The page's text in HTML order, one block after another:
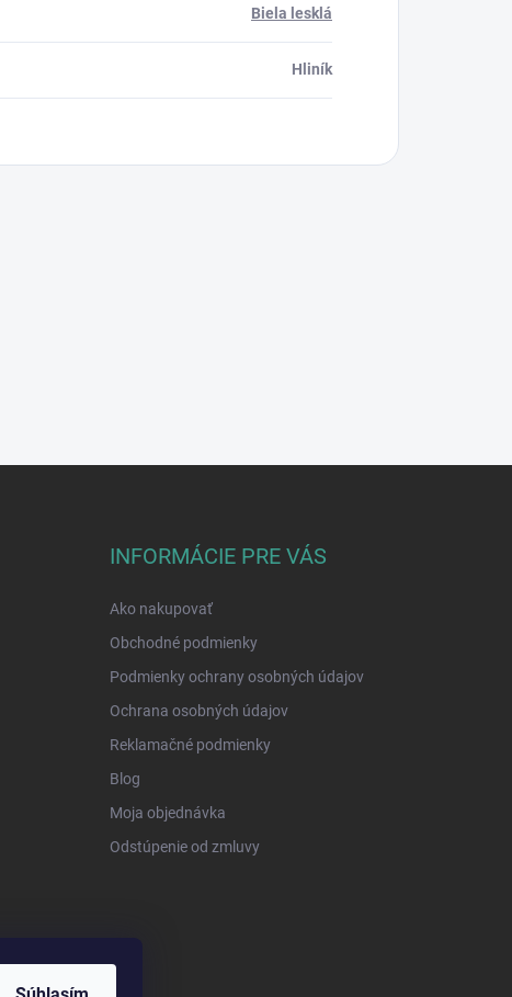
Biela lesklá
Hliník
INFORMÁCIE PRE VÁS
Ako nakupovať
Obchodné podmienky
Podmienky ochrany osobných údajov
Ochrana osobných údajov
Reklamačné podmienky
Blog
Moja objednávka
Odstúpenie od zmluvy